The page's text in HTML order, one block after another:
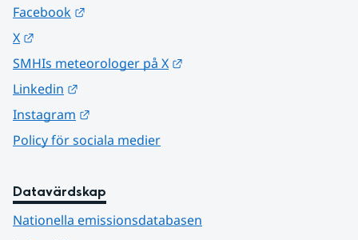
Facebook
X
SMHIs meteorologer på X
Linkedin
Instagram
Policy för sociala medier
Datavärdskap
Nationella emissionsdatabasen